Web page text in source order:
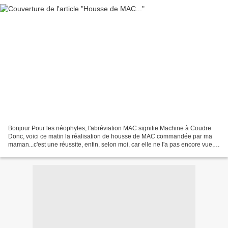
Bonjour Pour les néophytes, l'abréviation MAC signifie Machine à Coudre
Donc, voici ce matin la réalisation de housse de MAC commandée par ma
maman...c'est une réussite, enfin, selon moi, car elle ne l'a pas encore vue,